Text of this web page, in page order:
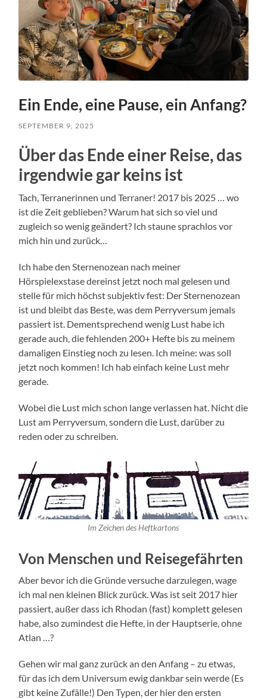
Ein Ende, eine Pause, ein Anfang?
SEPTEMBER 9, 2025
Über das Ende einer Reise, das
irgendwie gar keins ist
Tach, Terranerinnen und Terraner! 2017 bis 2025 … wo
ist die Zeit geblieben? Warum hat sich so viel und
zugleich so wenig geändert? Ich staune sprachlos vor
mich hin und zurück…
Ich habe den Sternenozean nach meiner
Hörspielexstase dereinst jetzt noch mal gelesen und
stelle für mich höchst subjektiv fest: Der Sternenozean
ist und bleibt das Beste, was dem Perryversum jemals
passiert ist. Dementsprechend wenig Lust habe ich
gerade auch, die fehlenden 200+ Hefte bis zu meinem
damaligen Einstieg noch zu lesen. Ich meine: was soll
jetzt noch kommen! Ich hab einfach keine Lust mehr
gerade.
Wobei die Lust mich schon lange verlassen hat. Nicht die
Lust am Perryversum, sondern die Lust, darüber zu
reden oder zu schreiben.
Im Zeichen des Heftkartons
Von Menschen und Reisegefährten
Aber bevor ich die Gründe versuche darzulegen, wage
ich mal nen kleinen Blick zurück. Was ist seit 2017 hier
passiert, außer dass ich Rhodan (fast) komplett gelesen
habe, also zumindest die Hefte, in der Hauptserie, ohne
Atlan …?
Gehen wir mal ganz zurück an den Anfang – zu etwas,
für das ich dem Universum ewig dankbar sein werde (Es
gibt keine Zufälle!) Den Typen, der hier den ersten